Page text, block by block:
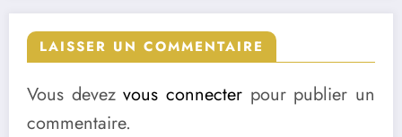
LAISSER UN COMMENTAIRE
Vous devezvous connecter pour publier un
commentaire.